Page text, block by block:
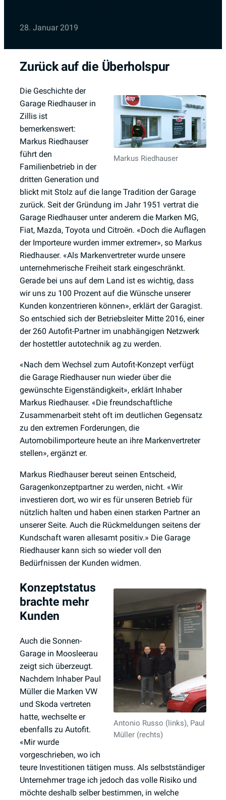
28. Januar 2019
Zurück auf die Überholspur
Markus Riedhauser
Die Geschichte der
Garage Riedhauser in
Zillis ist
bemerkenswert:
Markus Riedhauser
führt den
Familienbetrieb in der
dritten Generation und
blickt mit Stolz auf die lange Tradition der Garage
zurück. Seit der Gründung im Jahr 1951 vertrat die
Garage Riedhauser unter anderem die Marken MG,
Fiat, Mazda, Toyota und Citroën. «Doch die Auflagen
der Importeure wurden immer extremer», so Markus
Riedhauser. «Als Markenvertreter wurde unsere
unternehmerische Freiheit stark eingeschränkt.
Gerade bei uns auf dem Land ist es wichtig, dass
wir uns zu 100 Prozent auf die Wünsche unserer
Kunden konzentrieren können», erklärt der Garagist.
So entschied sich der Betriebsleiter Mitte 2016, einer
der 260 Autofit-Partner im unabhängigen Netzwerk
der hostettler autotechnik ag zu werden.
«Nach dem Wechsel zum Autofit-Konzept verfügt
die Garage Riedhauser nun wieder über die
gewünschte Eigenständigkeit», erklärt Inhaber
Markus Riedhauser. «Die freundschaftliche
Zusammenarbeit steht oft im deutlichen Gegensatz
zu den extremen Forderungen, die
Automobilimporteure heute an ihre Markenvertreter
stellen», ergänzt er.
Markus Riedhauser bereut seinen Entscheid,
Garagenkonzeptpartner zu werden, nicht. «Wir
investieren dort, wo wir es für unseren Betrieb für
nützlich halten und haben einen starken Partner an
unserer Seite. Auch die Rückmeldungen seitens der
Kundschaft waren allesamt positiv.» Die Garage
Riedhauser kann sich so wieder voll den
Bedürfnissen der Kunden widmen.
Antonio Russo (links), Paul
Müller (rechts)
Konzeptstatus
brachte mehr
Kunden
Auch die Sonnen-
Garage in Moosleerau
zeigt sich überzeugt.
Nachdem Inhaber Paul
Müller die Marken VW
und Skoda vertreten
hatte, wechselte er
ebenfalls zu Autofit.
«Mir wurde
vorgeschrieben, wo ich
teure Investitionen tätigen muss. Als selbstständiger
Unternehmer trage ich jedoch das volle Risiko und
möchte deshalb selber bestimmen, in welche